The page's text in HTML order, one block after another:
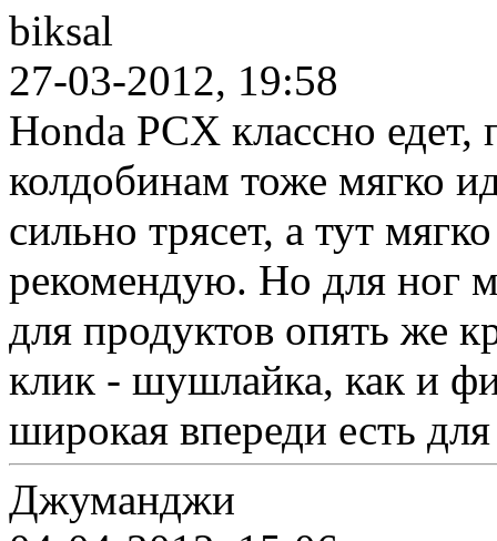
biksal
27-03-2012, 19:58
Honda PCX классно
колдобинам тоже мягко
сильно трясет, а тут
рекомендую. Но для ног
для продуктов опять же
клик - шушлайка, как и
широкая впереди есть
Джуманджи